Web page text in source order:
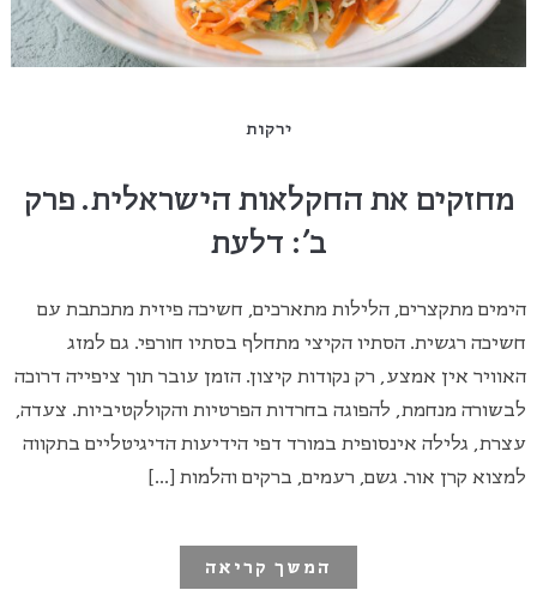
ירקות
מחזקים את החקלאות הישראלית. פרק
ב': דלעת
הימים מתקצרים, הלילות מתארכים, חשיכה פיזית מתכתבת עם
חשיכה רגשית. הסתיו הקיצי מתחלף בסתיו חורפי. גם למזג
האוויר אין אמצע, רק נקודות קיצון. הזמן עובר תוך ציפייה דרוכה
לבשורה מנחמת, להפוגה בחרדות הפרטיות והקולקטיביות. צעדה,
עצרת, גלילה אינסופית במורד דפי הידיעות הדיגיטליים בתקווה
למצוא קרן אור. גשם, רעמים, ברקים והלמות […]
המשך קריאה